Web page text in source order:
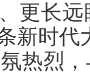
更长
新时代
热烈